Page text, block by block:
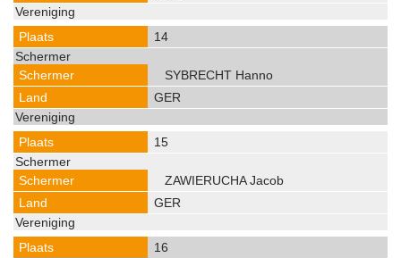
14
SYBRECHT Hanno
GER
15
ZAWIERUCHA Jacob
GER
16